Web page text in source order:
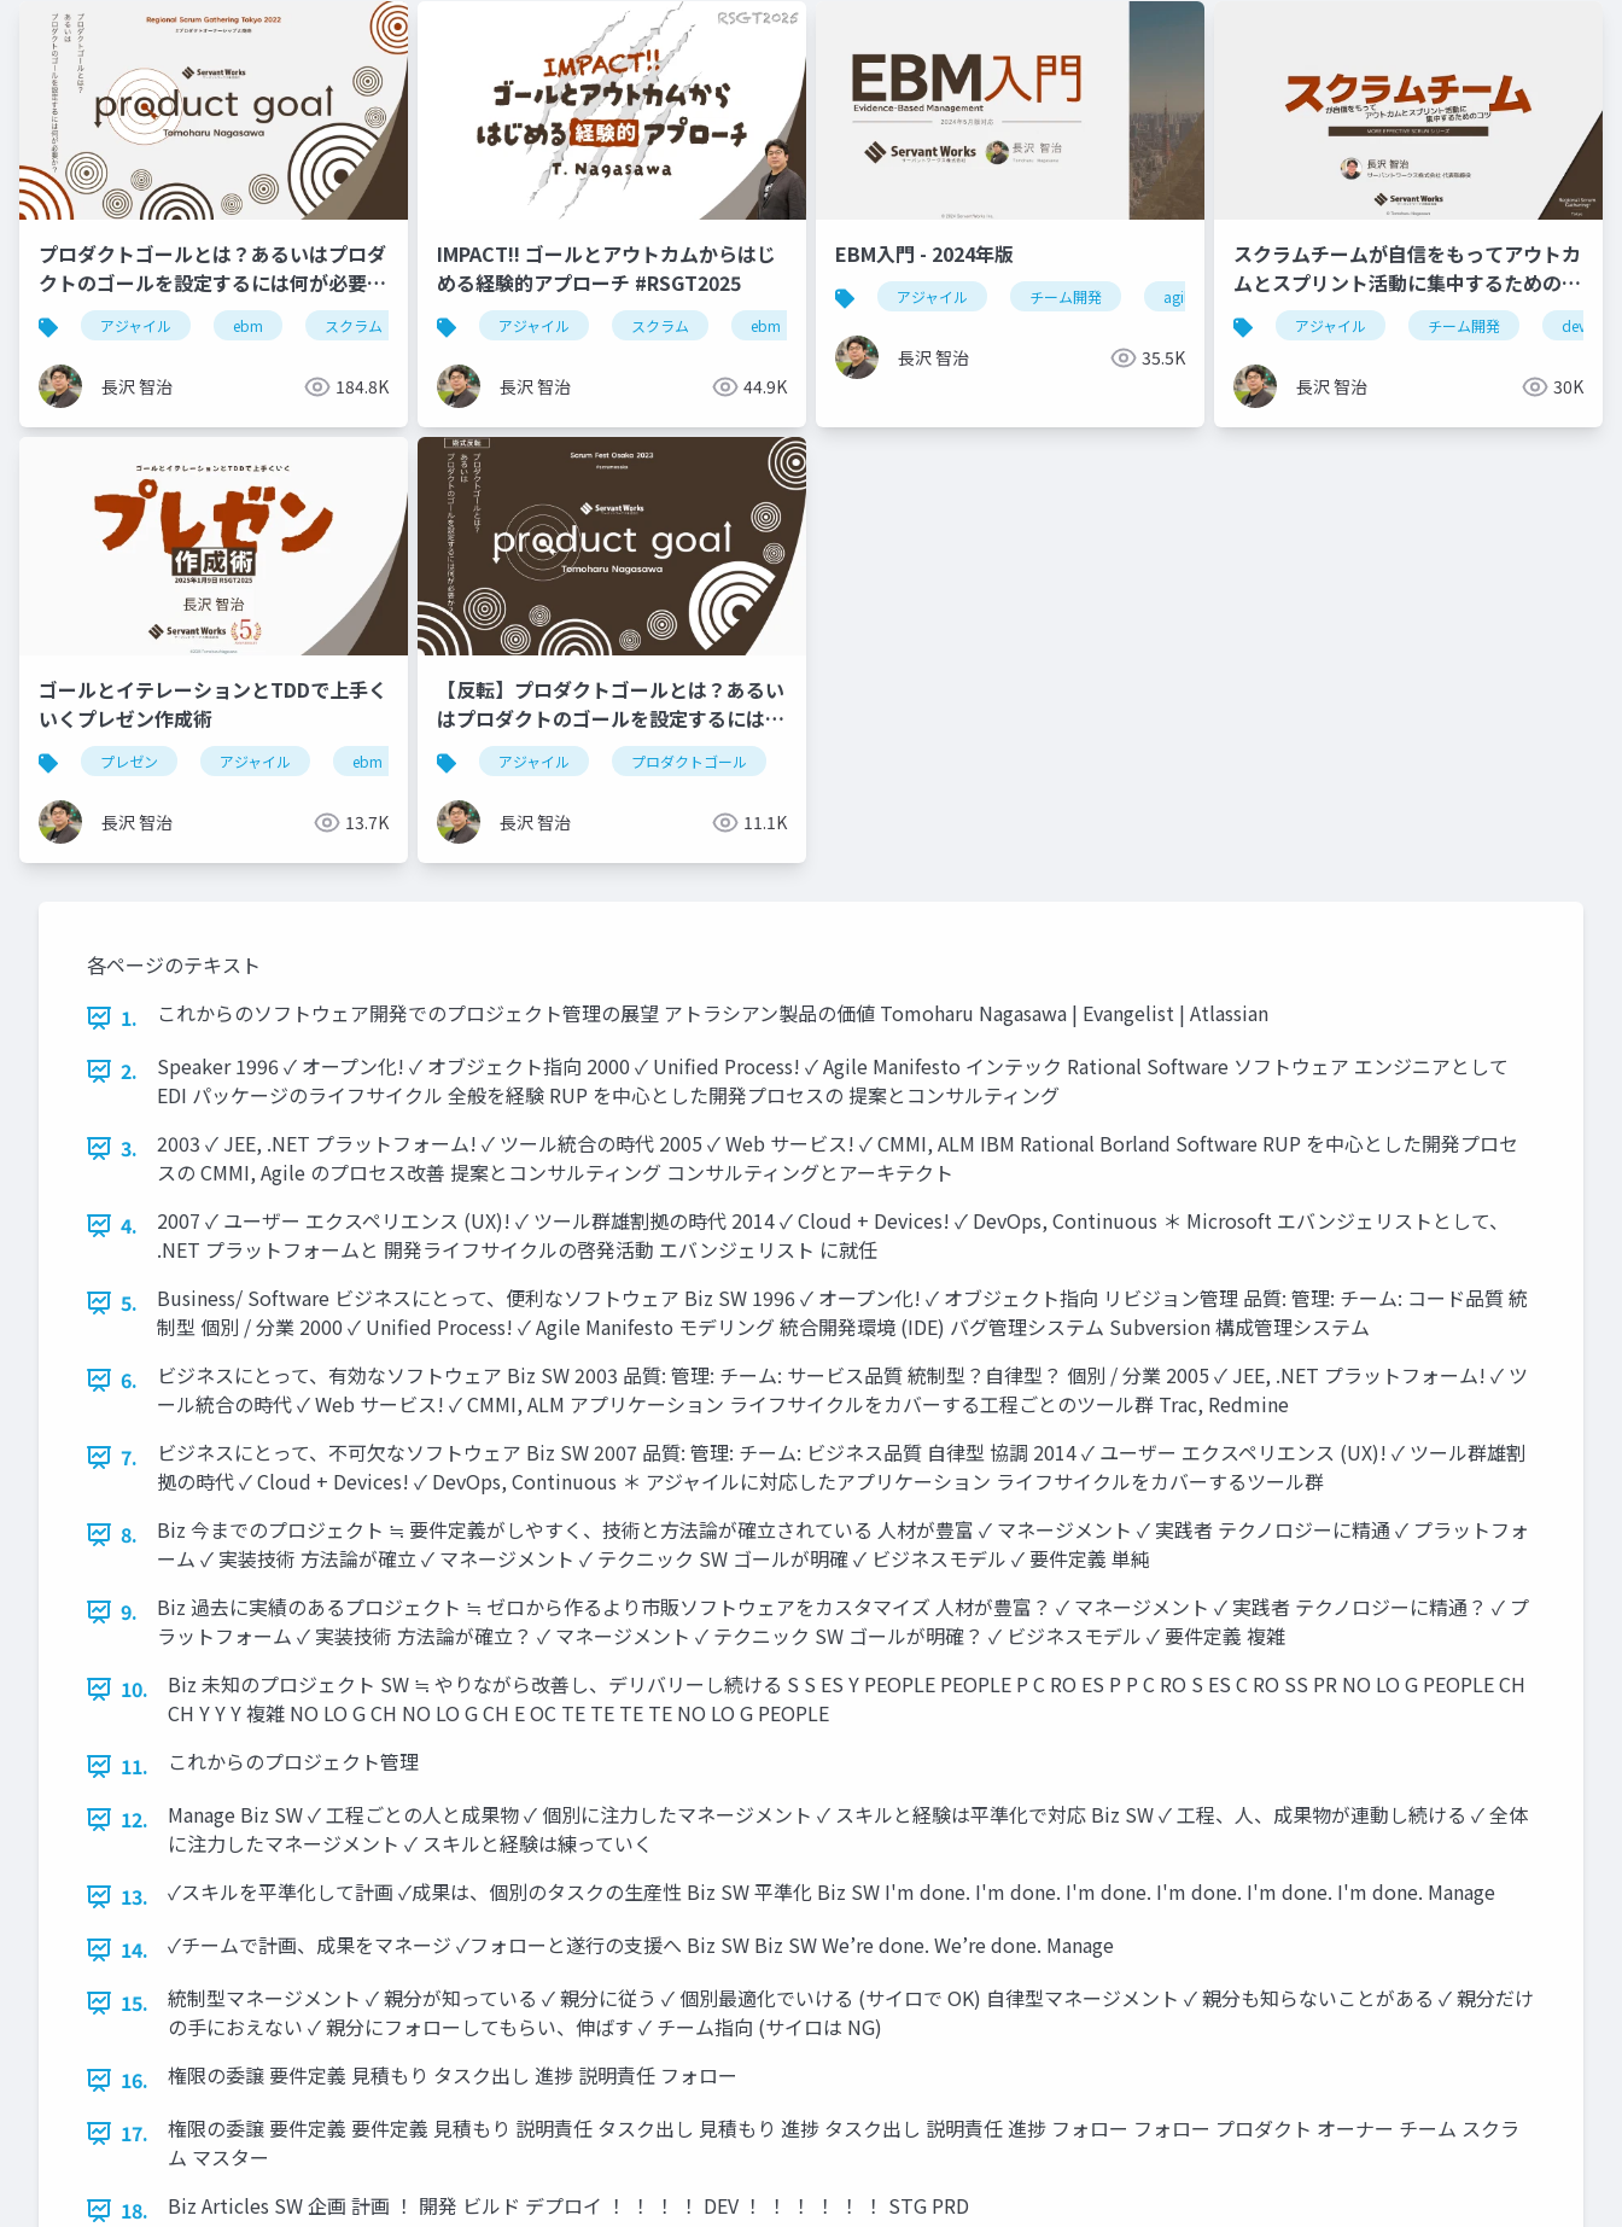
プロダクトゴールとは？あるいはプロダ
クトのゴールを設定するには何が必要
か？ #RSGT2022
アジャイル ebm スクラム rsgt rsgt2022 プロダクトゴール
長沢 智治 184.8K
IMPACT!! ゴールとアウトカムからはじ
める経験的アプローチ #RSGT2025
アジャイル スクラム ebm
長沢 智治 44.9K
EBM入門 - 2024年版
アジャイル チーム開発 agile ebm エビデンスベースドマネジメント
長沢 智治 35.5K
スクラムチームが自信をもってアウトカ
ムとスプリント活動に集中するためのコ
ツ
アジャイル チーム開発 devops
長沢 智治 30K
ゴールとイテレーションとTDDで上手く
いくプレゼン作成術
プレゼン アジャイル ebm rsgt2025
長沢 智治 13.7K
【反転】プロダクトゴールとは？あるい
はプロダクトのゴールを設定するには何
が必要か？アジャイル プロダクトゴール
長沢 智治 11.1K
各ページのテキスト
1.
これからのソフトウェア開発でのプロジェクト管理の展望 アトラシアン製品の価値 Tomoharu Nagasawa | Evangelist | Atlassian
2.
Speaker 1996 ✓ オープン化! ✓ オブジェクト指向 2000 ✓ Unified Process! ✓ Agile Manifesto インテック Rational Software ソフトウェア エンジニアとして
EDI パッケージのライフサイクル 全般を経験 RUP を中心とした開発プロセスの 提案とコンサルティング
3.
2003 ✓ JEE, .NET プラットフォーム! ✓ ツール統合の時代 2005 ✓ Web サービス! ✓ CMMI, ALM IBM Rational Borland Software RUP を中心とした開発プロセ
スの CMMI, Agile のプロセス改善 提案とコンサルティング コンサルティングとアーキテクト
4.
2007 ✓ ユーザー エクスペリエンス (UX)! ✓ ツール群雄割拠の時代 2014 ✓ Cloud + Devices! ✓ DevOps, Continuous ＊ Microsoft エバンジェリストとして、
.NET プラットフォームと 開発ライフサイクルの啓発活動 エバンジェリスト に就任
5.
Business/ Software ビジネスにとって、便利なソフトウェア Biz SW 1996 ✓ オープン化! ✓ オブジェクト指向 リビジョン管理 品質: 管理: チーム: コード品質 統
制型 個別 / 分業 2000 ✓ Unified Process! ✓ Agile Manifesto モデリング 統合開発環境 (IDE) バグ管理システム Subversion 構成管理システム
6.
ビジネスにとって、有効なソフトウェア Biz SW 2003 品質: 管理: チーム: サービス品質 統制型？自律型？ 個別 / 分業 2005 ✓ JEE, .NET プラットフォーム! ✓ ツ
ール統合の時代 ✓ Web サービス! ✓ CMMI, ALM アプリケーション ライフサイクルをカバーする工程ごとのツール群 Trac, Redmine
7.
ビジネスにとって、不可欠なソフトウェア Biz SW 2007 品質: 管理: チーム: ビジネス品質 自律型 協調 2014 ✓ ユーザー エクスペリエンス (UX)! ✓ ツール群雄割
拠の時代 ✓ Cloud + Devices! ✓ DevOps, Continuous ＊ アジャイルに対応したアプリケーション ライフサイクルをカバーするツール群
8.
Biz 今までのプロジェクト ≒ 要件定義がしやすく、技術と方法論が確立されている 人材が豊富 ✓ マネージメント ✓ 実践者 テクノロジーに精通 ✓ プラットフォ
ーム ✓ 実装技術 方法論が確立 ✓ マネージメント ✓ テクニック SW ゴールが明確 ✓ ビジネスモデル ✓ 要件定義 単純
9.
Biz 過去に実績のあるプロジェクト ≒ ゼロから作るより市販ソフトウェアをカスタマイズ 人材が豊富？ ✓ マネージメント ✓ 実践者 テクノロジーに精通？ ✓ プ
ラットフォーム ✓ 実装技術 方法論が確立？ ✓ マネージメント ✓ テクニック SW ゴールが明確？ ✓ ビジネスモデル ✓ 要件定義 複雑
10.
Biz 未知のプロジェクト SW ≒ やりながら改善し、デリバリーし続ける S S ES Y PEOPLE PEOPLE P C RO ES P P C RO S ES C RO SS PR NO LO G PEOPLE CH
CH Y Y Y 複雑 NO LO G CH NO LO G CH E OC TE TE TE TE NO LO G PEOPLE
11.
これからのプロジェクト管理
12.
Manage Biz SW ✓ 工程ごとの人と成果物 ✓ 個別に注力したマネージメント ✓ スキルと経験は平準化で対応 Biz SW ✓ 工程、人、成果物が連動し続ける ✓ 全体
に注力したマネージメント ✓ スキルと経験は練っていく
13.
✓スキルを平準化して計画 ✓成果は、個別のタスクの生産性 Biz SW 平準化 Biz SW I'm done. I'm done. I'm done. I'm done. I'm done. I'm done. Manage
14.
✓チームで計画、成果をマネージ ✓フォローと遂行の支援へ Biz SW Biz SW We’re done. We’re done. Manage
15.
統制型マネージメント ✓ 親分が知っている ✓ 親分に従う ✓ 個別最適化でいける (サイロで OK) 自律型マネージメント ✓ 親分も知らないことがある ✓ 親分だけ
の手におえない ✓ 親分にフォローしてもらい、伸ばす ✓ チーム指向 (サイロは NG)
16.
権限の委譲 要件定義 見積もり タスク出し 進捗 説明責任 フォロー
17.
権限の委譲 要件定義 要件定義 見積もり 説明責任 タスク出し 見積もり 進捗 タスク出し 説明責任 進捗 フォロー フォロー プロダクト オーナー チーム スクラ
ム マスター
18.
Biz Articles SW 企画 計画 ！ 開発 ビルド デプロイ ！ ！ ！ ！ DEV ！ ！ ！ ！ ！ ！ STG PRD